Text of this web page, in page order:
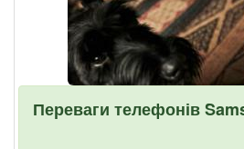
Переваги телефонів